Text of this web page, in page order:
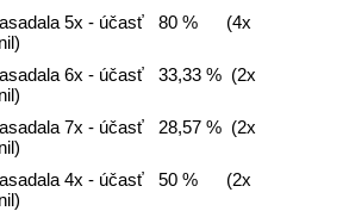
5x - účasť 80 % (4x
6x - účasť 33,33 % (2x
7x - účasť 28,57 % (2x
4x - účasť 50 % (2x